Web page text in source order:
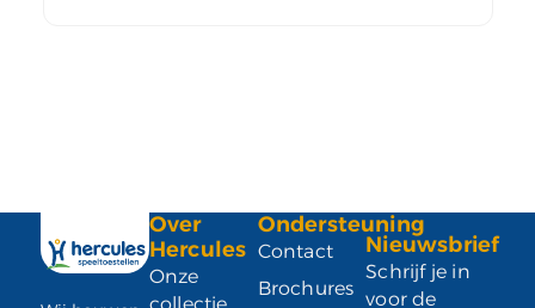
Over
Hercules
Onze
Ondersteuning
Contact
Brochures
Nieuwsbrief
Schrijf je in
voor de